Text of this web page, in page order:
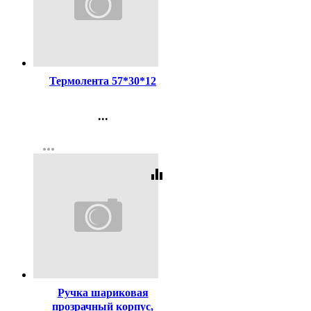
Термолента 57*30*12
...
Регистрация
more_horiz
equalizer
Ручка шариковая
прозрачный корпус,